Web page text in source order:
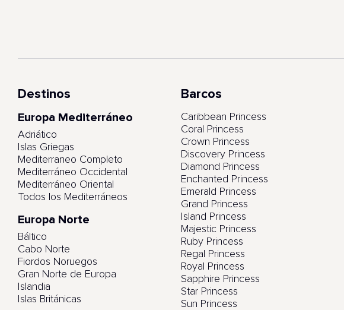
Destinos
Europa Mediterráneo
Adriático
Islas Griegas
Mediterraneo Completo
Mediterráneo Occidental
Mediterráneo Oriental
Todos los Mediterráneos
Europa Norte
Báltico
Cabo Norte
Fiordos Noruegos
Gran Norte de Europa
Islandia
Islas Británicas
Barcos
Caribbean Princess
Coral Princess
Crown Princess
Discovery Princess
Diamond Princess
Enchanted Princess
Emerald Princess
Grand Princess
Island Princess
Majestic Princess
Ruby Princess
Regal Princess
Royal Princess
Sapphire Princess
Star Princess
Sun Princess